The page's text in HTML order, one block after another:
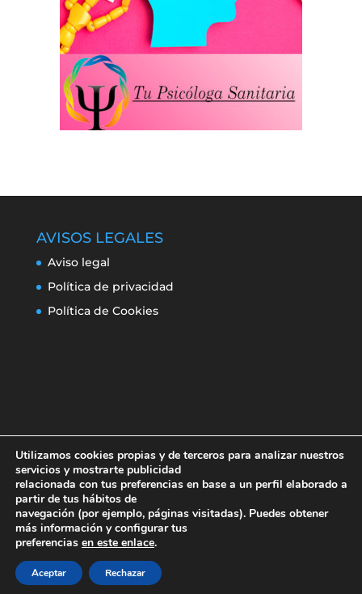
AVISOS LEGALES
Aviso legal
Política de privacidad
Política de Cookies
Aviso legal
Política de privacidad
Política de Cookies
Erroresclima 2019-220
Utilizamos cookies propias y de terceros para analizar nuestros
servicios y mostrarte publicidad
relacionada con tus preferencias en base a un perfil elaborado a
partir de tus hábitos de
navegación (por ejemplo, páginas visitadas). Puedes obtener
más información y configurar tus
preferencias en este enlace.
Aceptar Rechazar